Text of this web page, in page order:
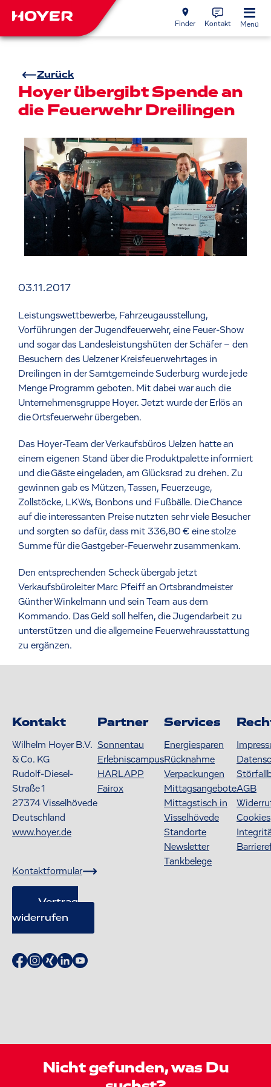
Finder Kontakt Menü
Zurück
Hoyer übergibt Spende an
die Feuerwehr Dreilingen
03.11.2017
Leistungswettbewerbe, Fahrzeugausstellung,
Vorführungen der Jugendfeuerwehr, eine Feuer-Show
und sogar das Landesleistungshüten der Schäfer – den
Besuchern des Uelzener Kreisfeuerwehrtages in
Dreilingen in der Samtgemeinde Suderburg wurde jede
Menge Programm geboten. Mit dabei war auch die
Unternehmensgruppe Hoyer. Jetzt wurde der Erlös an
die Ortsfeuerwehr übergeben.
Das Hoyer-Team der Verkaufsbüros Uelzen hatte an
einem eigenen Stand über die Produktpalette informiert
und die Gäste eingeladen, am Glücksrad zu drehen. Zu
gewinnen gab es Mützen, Tassen, Feuerzeuge,
Zollstöcke, LKWs, Bonbons und Fußbälle. Die Chance
auf die interessanten Preise nutzten sehr viele Besucher
und sorgten so dafür, dass mit 336,80 € eine stolze
Summe für die Gastgeber-Feuerwehr zusammenkam.
Den entsprechenden Scheck übergab jetzt
Verkaufsbüroleiter Marc Pfeiff an Ortsbrandmeister
Günther Winkelmann und sein Team aus dem
Kommando. Das Geld soll helfen, die Jugendarbeit zu
unterstützen und die allgemeine Feuerwehrausstattung
zu ergänzen.
Kontakt
Wilhelm Hoyer B.V.
& Co. KG
Rudolf-Diesel-
Straße 1
27374Visselhövede
Deutschland
www.hoyer.de
Kontaktformular
Vertrag
widerrufen
Partner
Sonnentau
Erlebniscampus
HARLAPP
Fairox
Services
Energiesparen
Rücknahme
Verpackungen
Mittagsangebote
Mittagstisch in
Visselhövede
Standorte
Newsletter
Tankbelege
AGB
Cookies
Nicht gefunden, was Du